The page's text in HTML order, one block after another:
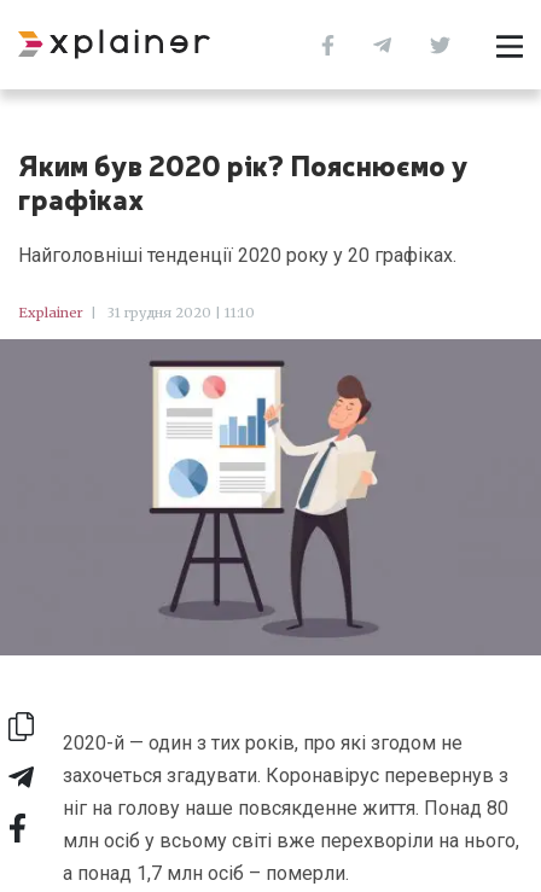
Яким був 2020 рік? Пояснюємо у
графіках
Найголовніші тенденції 2020 року у 20 графіках.
Explainer 31 грудня 2020 | 11:10
2020-й — один з тих років, про які згодом не
захочеться згадувати. Коронавірус перевернув з
ніг на голову наше повсякденне життя. Понад 80
млн осіб у всьому світі вже перехворіли на нього,
а понад 1,7 млн осіб – померли.